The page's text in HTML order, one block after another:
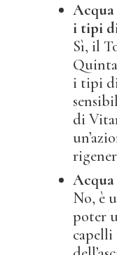
i tipi
Sì, il
i tipi
di
No, è
poter